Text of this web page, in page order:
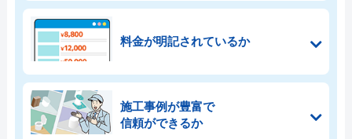
料金が明記されているか
施工事例が豊富で
信頼ができるか